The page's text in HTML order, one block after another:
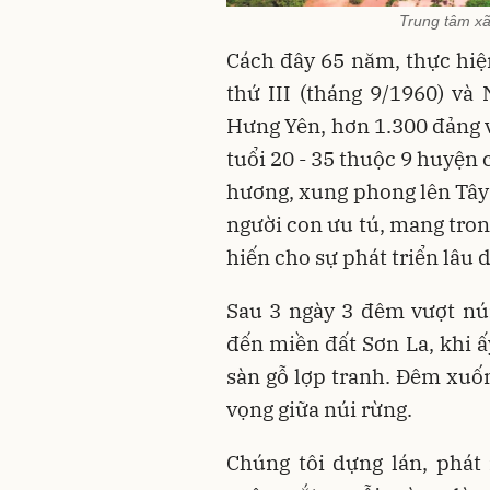
Trung tâm
Cách đây 65 năm, thực
thứ III (tháng 9/1960) và
Hưng Yên, hơn 1.300
tuổi 20 - 35 thuộc 9 huyện
hương, xung phong lên
người con ưu tú, mang
hiến cho sự phát triển lâu
Sau 3 ngày 3 đêm vượt
đến miền đất Sơn La, khi
sàn gỗ lợp tranh. Đêm
vọng giữa núi rừng.
Chúng tôi dựng lán,